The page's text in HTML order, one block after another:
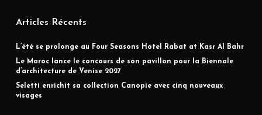
Articles Récents
L’été se prolonge au Four Seasons Hotel Rabat at Kasr Al Bahr
Le Maroc lance le concours de son pavillon pour la Biennale
d’architecture de Venise 2027
Seletti enrichit sa collection Canopie avec cinq nouveaux
visages